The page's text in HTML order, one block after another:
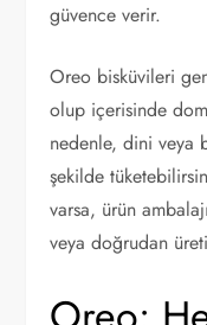
güvence verir.
Oreo bisküvileri
olup içerisinde
nedenle, dini veya
şekilde
varsa, ürün
veya doğrudan